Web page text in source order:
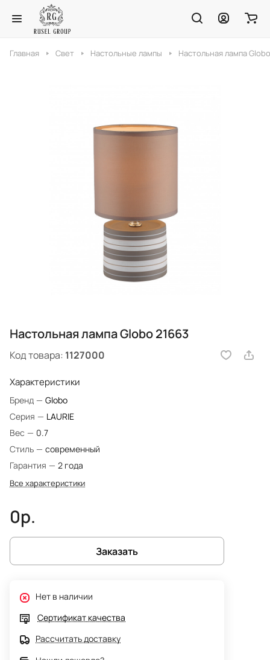
Главная Свет Настольные лампы Настольная лампа
Настольная лампа Globo 21663
Код товара: 1127000
Характеристики
Бренд — Globo
Серия — LAURIE
Вес — 0.7
Стиль — современный
Гарантия — 2 года
Все характеристики
0р.
Заказать
Нет в наличии
Сертификат качества
Рассчитать доставку